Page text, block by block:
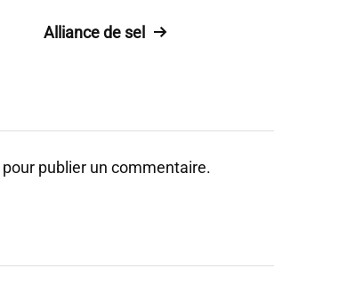
Alliance de sel
pour publier un commentaire.